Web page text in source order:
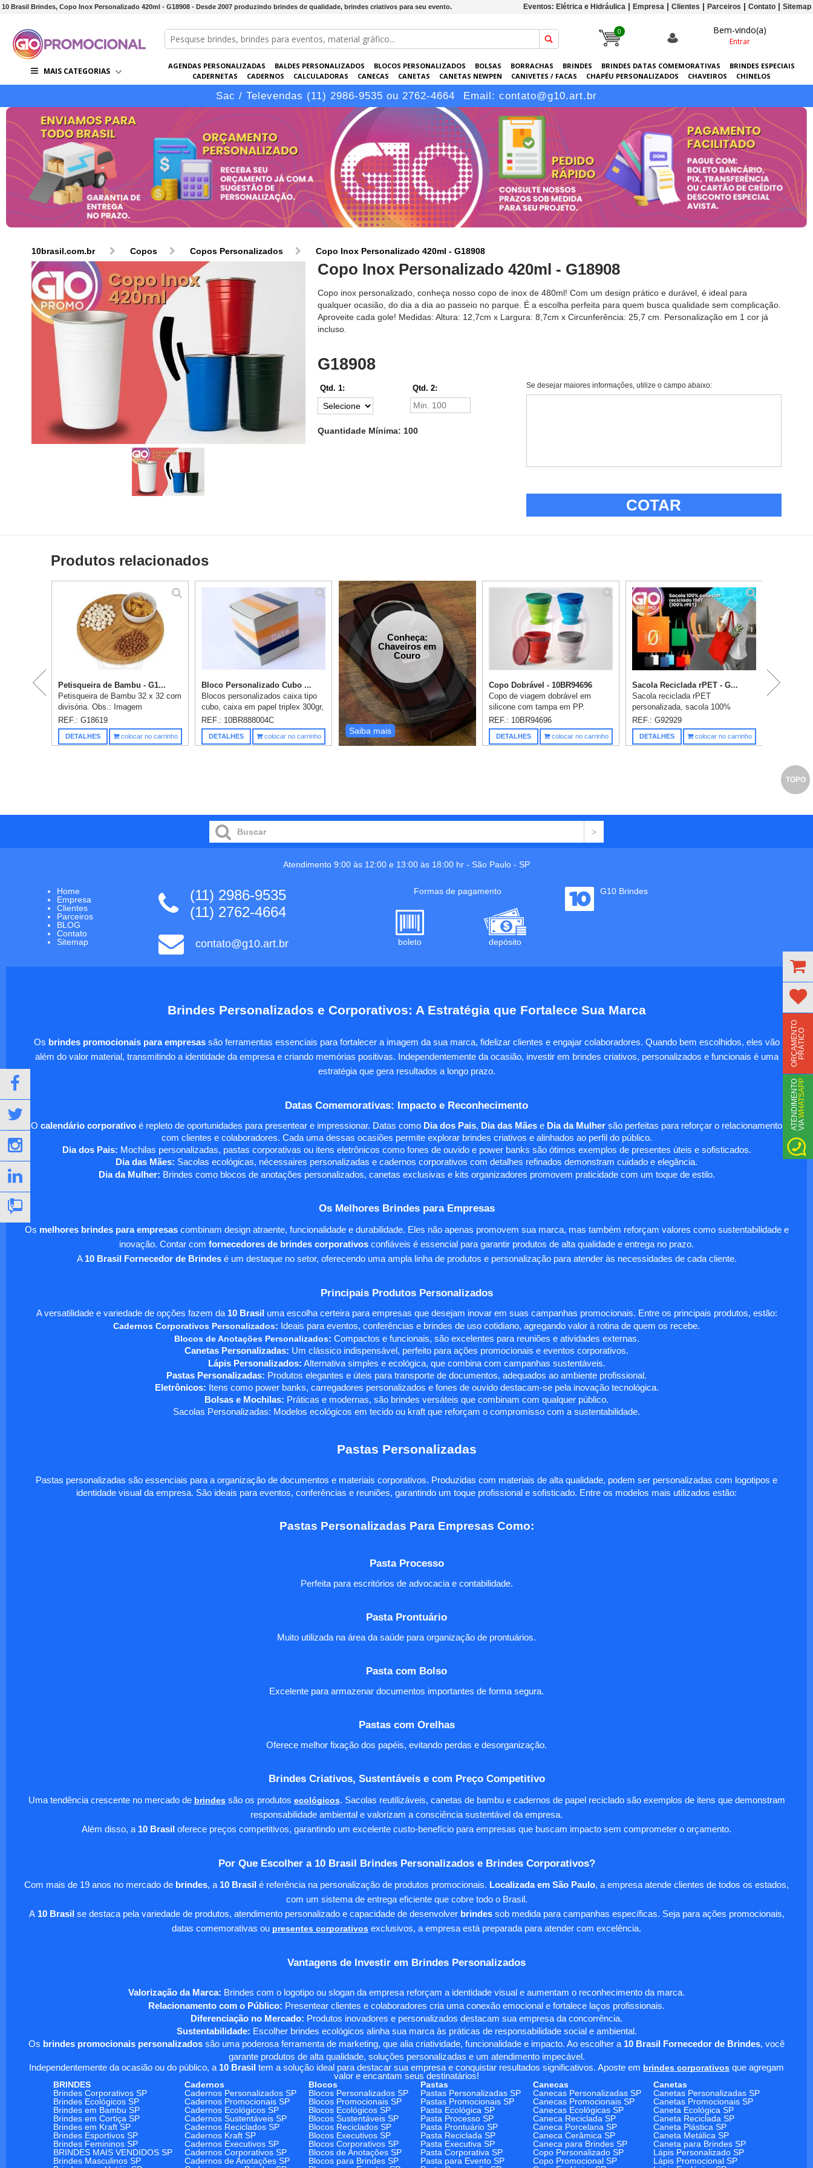
10 Brasil Brindes, Copo Inox Personalizado 420ml - G18908 - Desde 2007 produzindo brindes de qualidade, brindes criativos para seu evento. Eventos: Elétrica e Hidráulica Empresa Clientes Parceiros Contato Sitemap
0 Bem-vindo(a)
Entrar
MAIS CATEGORIAS
AGENDAS PERSONALIZADAS BALDES PERSONALIZADOS BLOCOS PERSONALIZADOS BOLSAS BORRACHAS BRINDES BRINDES DATAS COMEMORATIVAS
BRINDES ESPECIAIS
CADERNETAS
CADERNOS CALCULADORAS CANECAS CANETAS CANETAS NEWPEN CANIVETES / FACAS CHAPÉU PERSONALIZADOS CHAVEIROS
CHINELOS
CONJUNTOS DE BRINDES
COPOS ELETRÔNICOS EMBALAGENS ESCRITÓRIO EVENTOS GARRAFAS PERSONALIZADAS GRÁFICA GUARDA-CHUVAS KITS
LANÇAMENTOS
LÁPIS
Sac / Televendas (11) 2986-9535 ou 2762-4664 Email: contato@g10.art.br
10brasil.com.br Copos Copos Personalizados Copo Inox Personalizado 420ml - G18908
Copo Inox Personalizado 420ml - G18908
Copo inox personalizado, conheça nosso copo de inox de 480ml! Com um design prático e durável, é ideal para
qualquer ocasião, do dia a dia ao passeio no parque. É a escolha perfeita para quem busca qualidade sem complicação.
Aproveite cada gole! Medidas: Altura: 12,7cm x Largura: 8,7cm x Circunferência: 25,7 cm. Personalização em 1 cor já
incluso.
G18908
Qtd. 1: Qtd. 2:
Quantidade Mínima: 100
Se desejar maiores informações, utilize o campo abaixo:
COTAR
Produtos relacionados
Petisqueira de Bambu - G1...
Petisqueira de Bambu 32 x 32 com
divisória. Obs.: Imagem
meramente ilustrativa, não
acompanha molheira. Medidas:
Altura: 32cm x Largura: 32cm x
REF.: G18619
DETALHES colocar no carrinho
Bloco Personalizado Cubo ...
Blocos personalizados caixa tipo
cubo, caixa em papel triplex 300gr,
impressão 4 cores, 800 folhas em
papel off-set 75gr, impressão 1x0
cores, medidas: 8x8...
REF.: 10BR888004C
DETALHES colocar no carrinho
Conheça:
Chaveiros em
Couro
Saiba mais
Copo Dobrável - 10BR94696
Copo de viagem dobrável em
silicone com tampa em PP.
Contém uma argola na base que
serve como pega ou para pendurar.
Copo com capacidade até 240 ml.
REF.: 10BR94696
DETALHES colocar no carrinho
Sacola Reciclada rPET - G...
Sacola reciclada rPET
personalizada, sacola 100%
poliéster reciclado 190T (100%
rPET). Produzida a partir de
plástico reciclado contribuindo para
REF.: G92929
DETALHES colocar no carrinho
TOPO
Atendimento 9:00 às 12:00 e 13:00 às 18:00 hr - São Paulo - SP
Home
Empresa
Clientes
Parceiros
BLOG
Contato
Sitemap
(11) 2986-9535
(11) 2762-4664
contato@g10.art.br
Formas de pagamento
boleto depósito
G10 Brindes
Brindes Personalizados e Corporativos: A Estratégia que Fortalece Sua Marca
Os brindes promocionais para empresassão ferramentas essenciais para fortalecer a imagem da sua marca, fidelizar clientes e engajar colaboradores. Quando bem escolhidos, eles vão
além do valor material, transmitindo a identidade da empresa e criando memórias positivas. Independentemente da ocasião, investir em brindes criativos, personalizados e funcionais é uma
estratégia que gera resultados a longo prazo.
Datas Comemorativas: Impacto e Reconhecimento
O calendário corporativo é repleto de oportunidades para presentear e impressionar. Datas como Dia dos Pais, Dia das Mães e Dia da Mulher são perfeitas para reforçar o relacionamento
com clientes e colaboradores. Cada uma dessas ocasiões permite explorar brindes criativos e alinhados ao perfil do público.
Dia dos Pais: Mochilas personalizadas, pastas corporativas ou itens eletrônicos como fones de ouvido e power banks são ótimos exemplos de presentes úteis e sofisticados.
Dia das Mães: Sacolas ecológicas, nécessaires personalizadas e cadernos corporativos com detalhes refinados demonstram cuidado e elegância.
Dia da Mulher: Brindes como blocos de anotações personalizados, canetas exclusivas e kits organizadores promovem praticidade com um toque de estilo.
Os Melhores Brindes para Empresas
Os melhores brindes para empresascombinam design atraente, funcionalidade e durabilidade. Eles não apenas promovem sua marca, mas também reforçam valores como sustentabilidade e
inovação. Contar com fornecedores de brindes corporativos confiáveis é essencial para garantir produtos de alta qualidade e entrega no prazo.
A 10 Brasil Fornecedor de Brindesé um destaque no setor, oferecendo uma ampla linha de produtos e personalização para atender às necessidades de cada cliente.
Principais Produtos Personalizados
A versatilidade e variedade de opções fazem da 10 Brasil uma escolha certeira para empresas que desejam inovar em suas campanhas promocionais. Entre os principais produtos, estão:
Cadernos Corporativos Personalizados: Ideais para eventos, conferências e brindes de uso cotidiano, agregando valor à rotina de quem os recebe.
Blocos de Anotações Personalizados: Compactos e funcionais, são excelentes para reuniões e atividades externas.
Canetas Personalizadas: Um clássico indispensável, perfeito para ações promocionais e eventos corporativos.
Lápis Personalizados: Alternativa simples e ecológica, que combina com campanhas sustentáveis.
Pastas Personalizadas: Produtos elegantes e úteis para transporte de documentos, adequados ao ambiente profissional.
Eletrônicos: Itens como power banks, carregadores personalizados e fones de ouvido destacam-se pela inovação tecnológica.
Bolsas e Mochilas: Práticas e modernas, são brindes versáteis que combinam com qualquer público.
Sacolas Personalizadas: Modelos ecológicos em tecido ou kraft que reforçam o compromisso com a sustentabilidade.
Pastas Personalizadas
Pastas personalizadas são essenciais para a organização de documentos e materiais corporativos. Produzidas com materiais de alta qualidade, podem ser personalizadas com logotipos e
identidade visual da empresa. São ideais para eventos, conferências e reuniões, garantindo um toque profissional e sofisticado. Entre os modelos mais utilizados estão:
Pastas Personalizadas Para Empresas Como:
Pasta Processo
Perfeita para escritórios de advocacia e contabilidade.
Pasta Prontuário
Muito utilizada na área da saúde para organização de prontuários.
Pasta com Bolso
Excelente para armazenar documentos importantes de forma segura.
Pastas com Orelhas
Oferece melhor fixação dos papéis, evitando perdas e desorganização.
Brindes Criativos, Sustentáveis e com Preço Competitivo
Uma tendência crescente no mercado de brindessão os produtos ecológicos. Sacolas reutilizáveis, canetas de bambu e cadernos de papel reciclado são exemplos de itens que demonstram
responsabilidade ambiental e valorizam a consciência sustentável da empresa.
Além disso, a 10 Brasil oferece preços competitivos, garantindo um excelente custo-benefício para empresas que buscam impacto sem comprometer o orçamento.
Por Que Escolher a 10 Brasil Brindes Personalizados e Brindes Corporativos?
Com mais de 19 anos no mercado de brindes, a 10 Brasil é referência na personalização de produtos promocionais. Localizada em São Paulo, a empresa atende clientes de todos os estados,
com um sistema de entrega eficiente que cobre todo o Brasil.
A10 Brasil se destaca pela variedade de produtos, atendimento personalizado e capacidade de desenvolver brindessob medida para campanhas específicas. Seja para ações promocionais,
datas comemorativas ou presentes corporativos exclusivos, a empresa está preparada para atender com excelência.
Vantagens de Investir em Brindes Personalizados
Valorização da Marca: Brindes com o logotipo ou slogan da empresa reforçam a identidade visual e aumentam o reconhecimento da marca.
Relacionamento com o Público: Presentear clientes e colaboradores cria uma conexão emocional e fortalece laços profissionais.
Diferenciação no Mercado: Produtos inovadores e personalizados destacam sua empresa da concorrência.
Sustentabilidade: Escolher brindes ecológicos alinha sua marca às práticas de responsabilidade social e ambiental.
Os brindes promocionais personalizados são uma poderosa ferramenta de marketing, que alia criatividade, funcionalidade e impacto. Ao escolher a 10 Brasil Fornecedor de Brindes, você
garante produtos de alta qualidade, soluções personalizadas e um atendimento impecável.
Independentemente da ocasião ou do público, a 10 Brasil tem a solução ideal para destacar sua empresa e conquistar resultados significativos. Aposte em brindes corporativos que agregam
valor e encantam seus destinatários!
BRINDES
Cadernos Blocos Pastas Canecas
Canetas
Brindes Corporativos SP
Cadernos Personalizados SP Blocos Personalizados SP Pastas Personalizadas SP Canecas Personalizadas SP
Canetas Personalizadas SP
Brindes Ecológicos SP
Cadernos Promocionais SP Blocos Promocionais SP Pastas Promocionais SP Canecas Promocionais SP
Canetas Promocionais SP
Brindes em Bambu SP
Cadernos Ecológicos SP Blocos Ecológicos SP Pasta Ecológica SP Canecas Ecológicas SP
Caneta Ecológica SP
Brindes em Cortiça SP
Cadernos Sustentáveis SP Blocos Sustentáveis SP Pasta Processo SP Caneca Reciclada SP
Caneta Reciclada SP
Brindes em Kraft SP
Cadernos Reciclados SP Blocos Reciclados SP Pasta Prontuário SP Caneca Porcelana SP
Caneta Plástica SP
Brindes Esportivos SP
Cadernos Kraft SP Blocos Executivos SP Pasta Reciclada SP Caneca Cerâmica SP
Caneta Metálica SP
Brindes Femininos SP
Cadernos Executivos SP Blocos Corporativos SP Pasta Executiva SP Caneca para Brindes SP
Caneta para Brindes SP
BRINDES MAIS VENDIDOS SP
Cadernos Corporativos SP Blocos de Anotações SP Pasta Corporativa SP Copo Personalizado SP
Lápis Personalizado SP
Brindes Masculinos SP
Cadernos de Anotações SP Blocos para Brindes SP Pasta para Evento SP Copo Promocional SP
Lápis Promocional SP
O
R
Ç
A
M
E
N
T
O
P
R
Á
T
I
CO
A
TE
N
D
I
M
E
N
T
O
V
I
AWHATSAPP